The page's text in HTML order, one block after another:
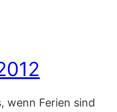
wenn Ferien sind